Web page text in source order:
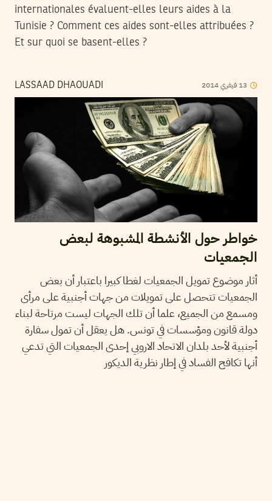
internationales évaluent-elles leurs aides à la
Tunisie ? Comment ces aides sont-elles attribuées ?
Et sur quoi se basent-elles ?
LASSAAD DHAOUADI 13 فيفري2014
خواطر حول الأنشطة المشبوهة لبعض
الجمعيات
أثار موضوع تمويل الجمعيات لغطا كبيرا باعتبار أن بعض
الجمعيات تتحصل على تمويلات من جهات أجنبية على مرأى
ومسمع من الجميع، علما أن تلك الجهات ليست مرتاحة لبناء
دولة قانون ومؤسسات في تونس. هل يعقل أن تمول سفارة
أجنبية لأحد بلدان الاتحاد الاروبي إحدى الجمعيات التي تدعي
أنها تكافح الفساد في إطار نظرية الديكور